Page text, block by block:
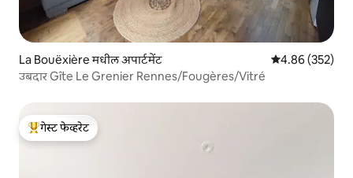
La Bouëxière मधील अपार्टमेंट 5 पैकी 4.86
4.86 (352)
उबदार Gîte Le Grenier Rennes/Fougères/Vitré
टॉप गेस्ट फेव्हरेट
गेस्ट फेव्हरेट